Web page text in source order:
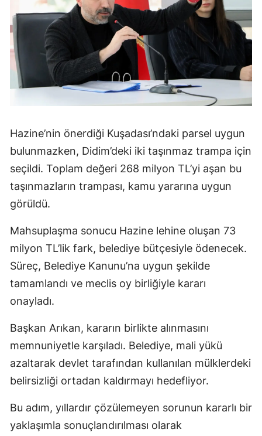
Hazine’nin önerdiği Kuşadası’ndaki parsel uygun
bulunmazken, Didim’deki iki taşınmaz trampa için
seçildi. Toplam değeri 268 milyon TL’yi aşan bu
taşınmazların trampası, kamu yararına uygun
görüldü.
Mahsuplaşma sonucu Hazine lehine oluşan 73
milyon TL’lik fark, belediye bütçesiyle ödenecek.
Süreç, Belediye Kanunu’na uygun şekilde
tamamlandı ve meclis oy birliğiyle kararı
onayladı.
Başkan Arıkan, kararın birlikte alınmasını
memnuniyetle karşıladı. Belediye, mali yükü
azaltarak devlet tarafından kullanılan mülklerdeki
belirsizliği ortadan kaldırmayı hedefliyor.
Bu adım, yıllardır çözülemeyen sorunun kararlı bir
yaklaşımla sonuçlandırılması olarak